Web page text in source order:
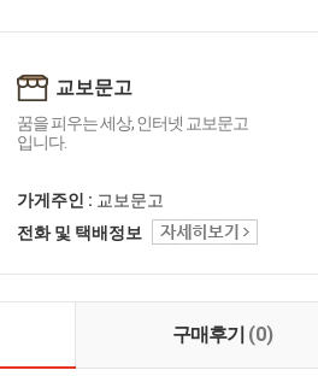
교보문고
꿈을 피우는 세상, 인터넷 교보문고
입니다.
가게주인 : 교보문고
전화 및 택배정보
구매후기 (0)